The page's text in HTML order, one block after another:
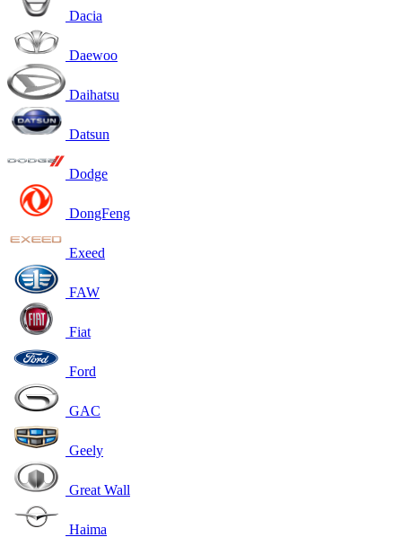
Dacia
Daewoo
Daihatsu
Datsun
Dodge
DongFeng
Exeed
FAW
Fiat
Ford
GAC
Geely
Great Wall
Haima